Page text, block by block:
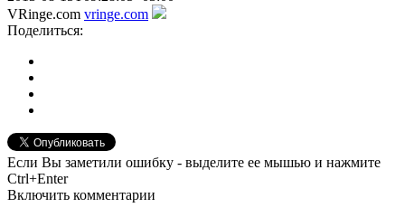
VRinge.com vringe.com
Поделиться:
Если Вы заметили ошибку - выделите ее мышью и нажмите
Ctrl+Enter
Включить комментарии